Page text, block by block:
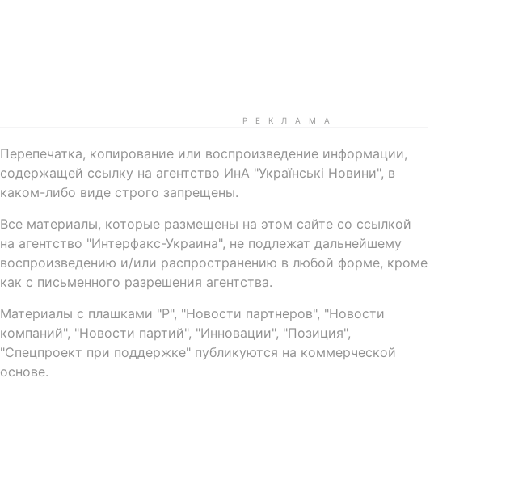
Перепечатка, копирование или воспроизведение информации,
содержащей ссылку на агентство ИнА "Українські Новини", в
каком-либо виде строго запрещены.
Все материалы, которые размещены на этом сайте со ссылкой
на агентство "Интерфакс-Украина", не подлежат дальнейшему
воспроизведению и/или распространению в любой форме, кроме
как с письменного разрешения агентства.
Материалы с плашками "Р", "Новости партнеров", "Новости
компаний", "Новости партий", "Инновации", "Позиция",
"Спецпроект при поддержке" публикуются на коммерческой
основе.